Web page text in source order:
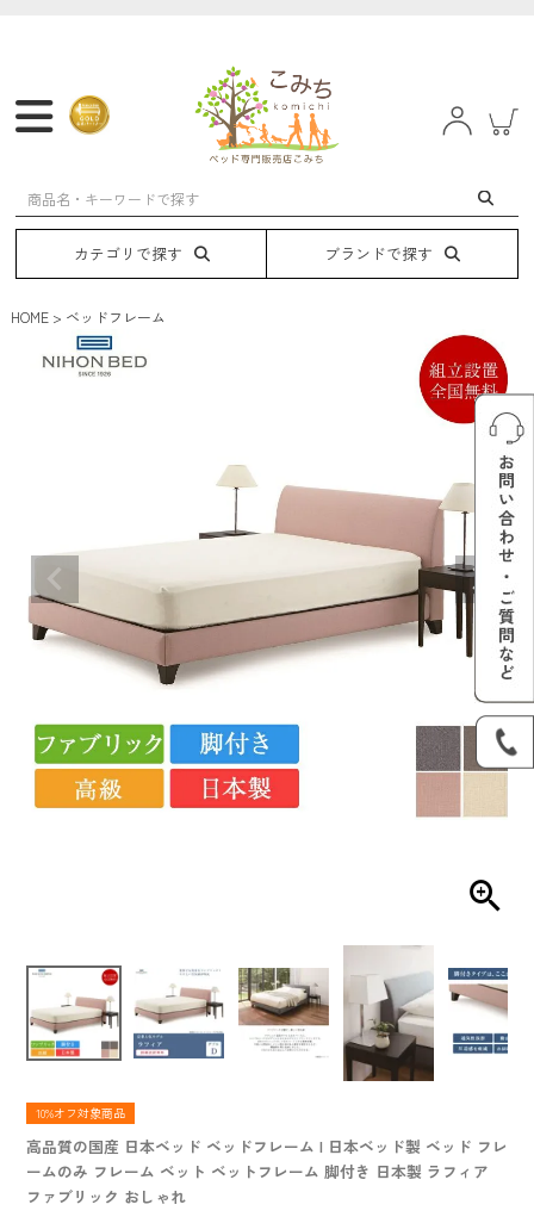
マットレス フレーム ベッド 電動ベッド
カテゴリで探す ブランドで探す
HOME ベッドフレーム
10%オフ対象商品
高品質の国産 日本ベッド ベッドフレーム | 日本ベッド製 ベッド フレ
ームのみ フレーム ベット ベットフレーム 脚付き 日本製 ラフィア
ファブリック おしゃれ